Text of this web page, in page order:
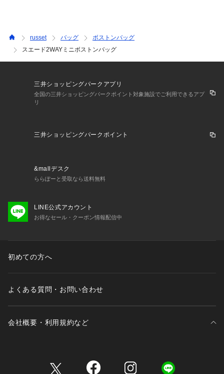
す。
【カラー展開】
通年で取り入れやすいカラーです。
・グレー（Gray）…ほんのりスモーキーなニュアンスを含んだ
グレー。スエードでも重く見えにくく、スタイリングに抜け感
よく軽やかに見せてくれるブラウン。カジュアルからきれいめ
Made in Japan
russet バッグ
ボストンバッグ
スエード2WAYミニボストンバッグ
三井ショッピングパークアプリ
全国の三井ショッピングパークポイント対象施設でご利用できるアプ
リ
三井ショッピングパークポイント
&mallデスク
ららぽーと受取なら送料無料
LINE公式アカウント
お得なセール・クーポン情報配信中
初めての方へ
よくある質問・お問い合わせ
会社概要・利用規約など